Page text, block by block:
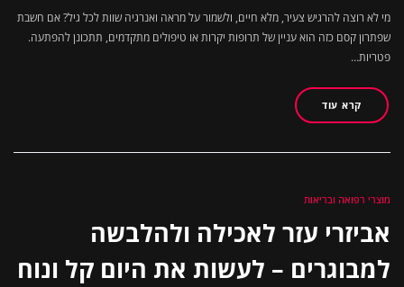
מי לא רוצה להרגיש צעיר, מלא חיים, ולשמור על מראה ואנרגיה שוות לכל גיל? אם חשבת
שפתרון קסם כזה הוא עניין של תרופות יקרות או טיפולים מתקדמים, תתכונן להפתעה.
פטריות…
קרא עוד
מוצרי רפואה ובריאות
אביזרי עזר לאכילה ולהלבשה
למבוגרים – לעשות את היום קל ונוח